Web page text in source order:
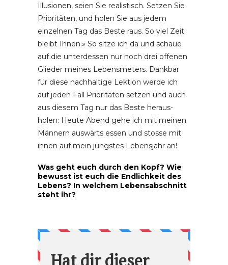
Illusionen, seien Sie realistisch. Setzen Sie
Prioritäten, und holen Sie aus jedem
einzelnen Tag das Beste raus. So viel Zeit
bleibt Ihnen.» So sitze ich da und schaue
auf die unterdessen nur noch drei offenen
Glieder meines Lebensmeters. Dankbar
für diese nachhaltige Lektion werde ich
auf jeden Fall Prioritäten setzen und auch
aus diesem Tag nur das Beste heraus­
holen: Heute Abend gehe ich mit meinen
Männern auswärts essen und stosse mit
ihnen auf mein jüngstes Lebensjahr an!
Was geht euch durch den Kopf? Wie
bewusst ist euch die Endlichkeit des
Lebens? In welchem Lebensabschnitt
steht ihr?